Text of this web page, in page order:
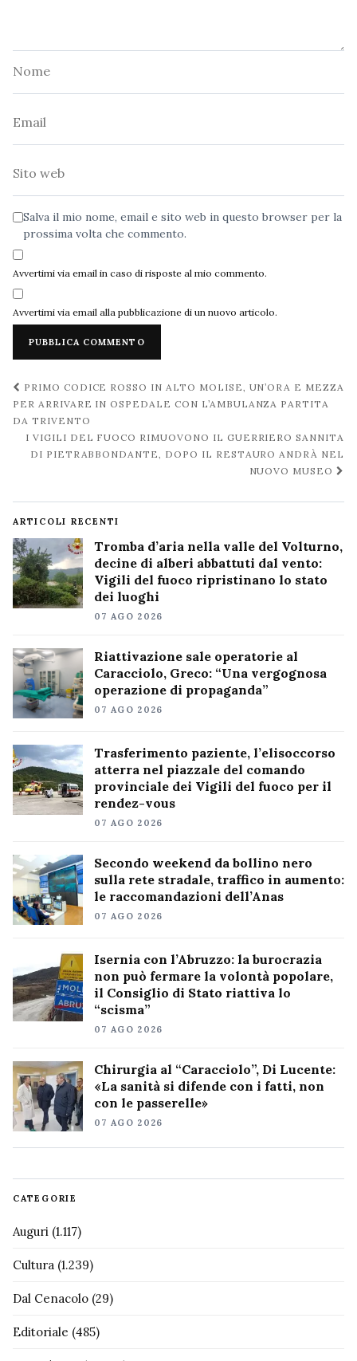
Salva il mio nome, email e sito web in questo browser per la
prossima volta che commento.
Avvertimi via email in caso di risposte al mio commento.
Avvertimi via email alla pubblicazione di un nuovo articolo.
Navigazione
post
PRIMO CODICE ROSSO IN ALTO MOLISE, UN’ORA E MEZZA
PER ARRIVARE IN OSPEDALE CON L’AMBULANZA PARTITA
DA TRIVENTO
I VIGILI DEL FUOCO RIMUOVONO IL GUERRIERO SANNITA
DI PIETRABBONDANTE, DOPO IL RESTAURO ANDRÀ NEL
NUOVO MUSEO
ARTICOLI RECENTI
Tromba d’aria nella valle del Volturno,
decine di alberi abbattuti dal vento:
Vigili del fuoco ripristinano lo stato
dei luoghi
07 AGO 2026
Riattivazione sale operatorie al
Caracciolo, Greco: “Una vergognosa
operazione di propaganda”
07 AGO 2026
Trasferimento paziente, l’elisoccorso
atterra nel piazzale del comando
provinciale dei Vigili del fuoco per il
rendez-vous
07 AGO 2026
Secondo weekend da bollino nero
sulla rete stradale, traffico in aumento:
le raccomandazioni dell’Anas
07 AGO 2026
Isernia con l’Abruzzo: la burocrazia
non può fermare la volontà popolare,
il Consiglio di Stato riattiva lo
“scisma”
07 AGO 2026
Chirurgia al “Caracciolo”, Di Lucente:
«La sanità si difende con i fatti, non
con le passerelle»
07 AGO 2026
CATEGORIE
Auguri (1.117)
Cultura (1.239)
Dal Cenacolo (29)
Editoriale (485)